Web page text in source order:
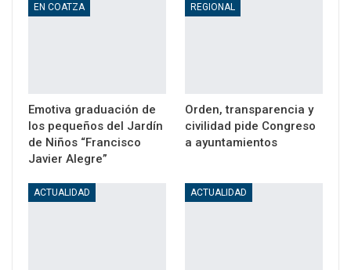
EN COATZA
Emotiva graduación de
los pequeños del Jardín
de Niños “Francisco
Javier Alegre”
REGIONAL
Orden, transparencia y
civilidad pide Congreso
a ayuntamientos
ACTUALIDAD ACTUALIDAD